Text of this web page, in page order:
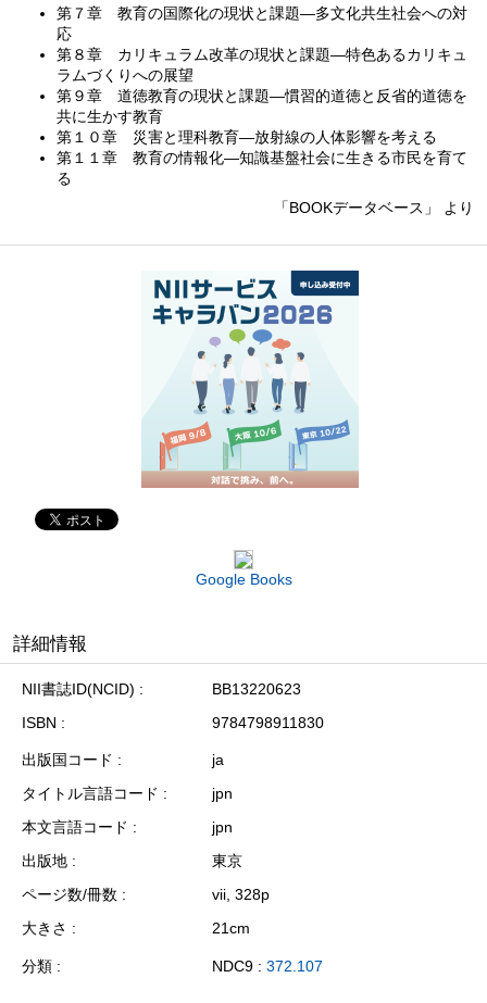
第７章 教育の国際化の現状と課題—多文化共生社会への対
応
第８章 カリキュラム改革の現状と課題—特色あるカリキュ
ラムづくりへの展望
第９章 道徳教育の現状と課題—慣習的道徳と反省的道徳を
共に生かす教育
第１０章 災害と理科教育—放射線の人体影響を考える
第１１章 教育の情報化—知識基盤社会に生きる市民を育て
る
「BOOKデータベース」 より
Google Books
詳細情報
NII書誌ID(NCID)
BB13220623
ISBN
9784798911830
出版国コード
ja
タイトル言語コード
jpn
本文言語コード
jpn
出版地
東京
ページ数/冊数
vii, 328p
大きさ
21cm
分類 NDC9 : 372.107